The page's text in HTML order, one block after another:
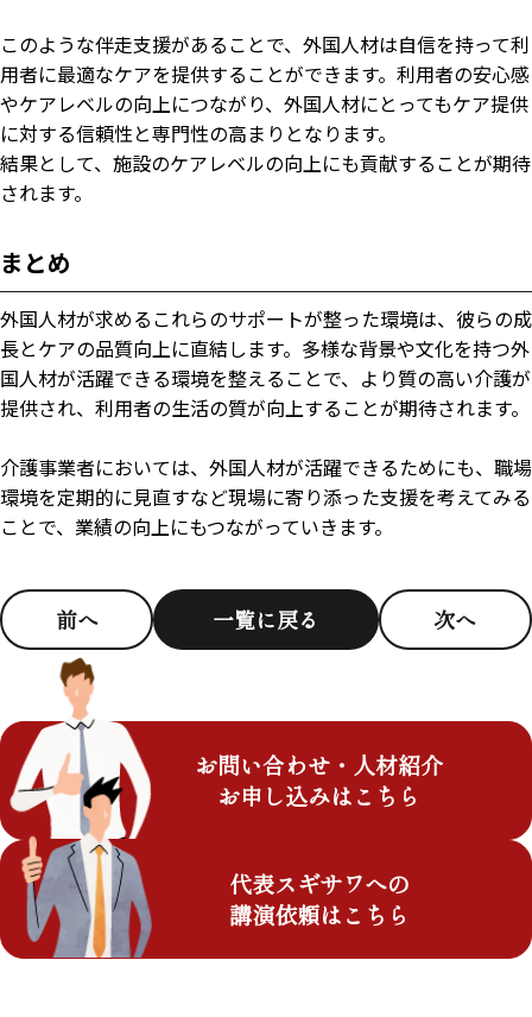
このような伴走支援があることで、外国人材は自信を持って利
用者に最適なケアを提供することができます。利用者の安心感
やケアレベルの向上につながり、外国人材にとってもケア提供
に対する信頼性と専門性の高まりとなります。
結果として、施設のケアレベルの向上にも貢献することが期待
されます。
まとめ
外国人材が求めるこれらのサポートが整った環境は、彼らの成
長とケアの品質向上に直結します。多様な背景や文化を持つ外
国人材が活躍できる環境を整えることで、より質の高い介護が
提供され、利用者の生活の質が向上することが期待されます。
介護事業者においては、外国人材が活躍できるためにも、職場
環境を定期的に見直すなど現場に寄り添った支援を考えてみる
ことで、業績の向上にもつながっていきます。
前へ 一覧に戻る 次へ
お問い合わせ・人材紹介
お申し込みはこちら
代表スギサワへの
講演依頼はこちら